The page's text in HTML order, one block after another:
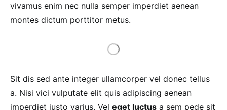
vivamus enim nec nulla semper imperdiet aenean
montes dictum porttitor metus.
Sit dis sed ante integer ullamcorper vel donec tellus
a. Nisi vici vulputate elit quis adipiscing aenean
imperdiet justo varius. Vel eget luctus a sem pede sit